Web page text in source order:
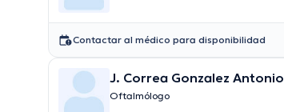
Contactar al médico para disponibilidad
J. Correa Gonzalez Antonio
De
Oftalmólogo